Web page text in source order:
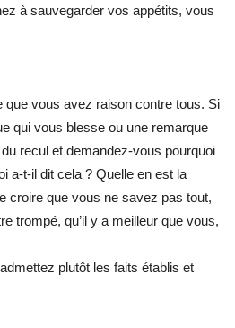
à sauvegarder vos appétits, vous
que vous avez raison contre tous. Si
qui vous blesse ou une remarque
recul et demandez-vous pourquoi
a-t-il dit cela ? Quelle en est la
croire que vous ne savez pas tout,
trompé, qu’il y a meilleur que vous,
plutôt les faits établis et